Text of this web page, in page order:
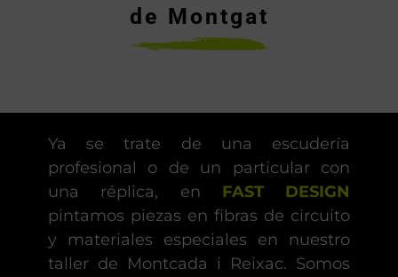
de Montgat
Ya se trate de una escudería
profesional o de un particular con
una réplica, en FAST DESIGN
pintamos piezas en fibras de circuito
y materiales especiales en nuestro
taller de Montcada i Reixac. Somos